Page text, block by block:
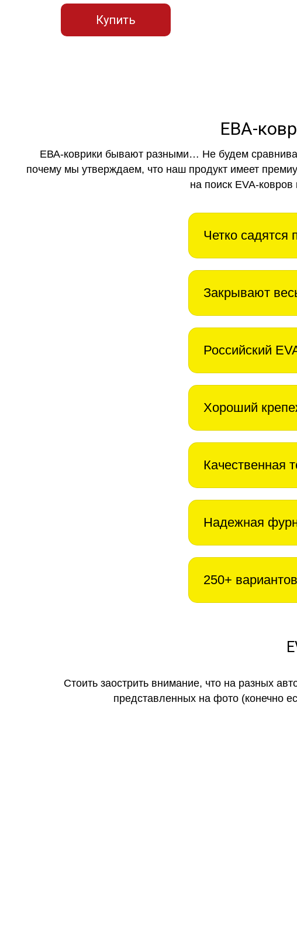
Купить
ЕВА-
ЕВА-коврики бывают разными… Не будем
почему мы утверждаем, что наш продукт имеет
на поиск EVA-
Четко садятся
Закрывают
Российский
Хороший
Качественная
Надежная
250+
Стоить заострить внимание, что на разных
представленных на фото (конечно